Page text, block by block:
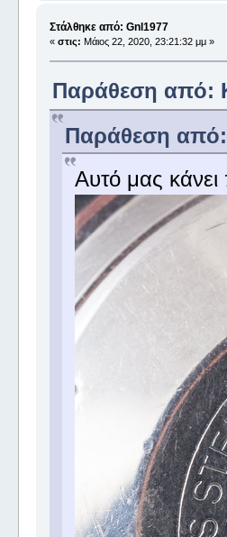
Στάλθηκε από: Gnl1977
« στις: Μάιος 22, 2020, 23:21:32 μμ »
Παράθεση από:
Παράθεση από:
Αυτό μας κάνει